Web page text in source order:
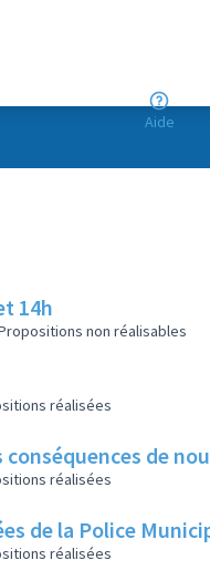
Aide
14h
non réalisables
réalisées
de
réalisées
de la Police
réalisées